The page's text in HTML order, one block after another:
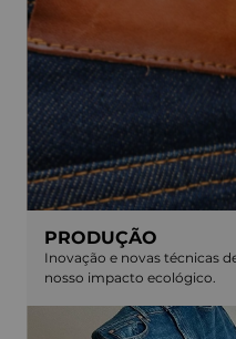
PRODUÇÃO
Inovação e novas técnicas
nosso impacto ecológico.